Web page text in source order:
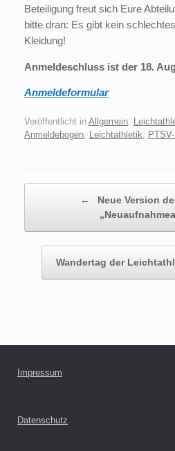
Beteiligung freut sich Eure
bitte dran: Es gibt kein
Kleidung!
Anmeldeschluss ist der 18.
Anmeldeformular
Veröffentlicht in Allgemein
Anmeldebogen
Leichtathletik
←
Neue Version
Wandertag der
Impressum
Datenschutz